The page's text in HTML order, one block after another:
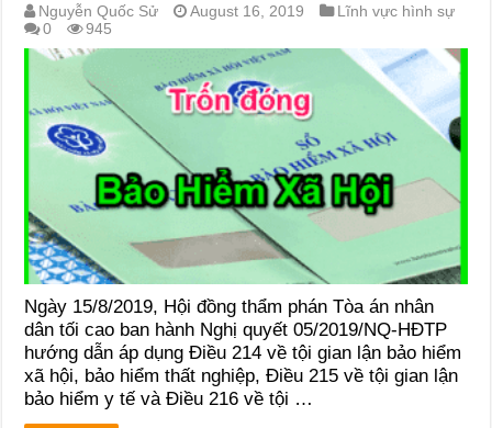
Nguyễn Quốc Sử August 16, 2019
Lĩnh vực hình sự
0
945
Ngày 15/8/2019, Hội đồng thẩm phán Tòa án nhân
dân tối cao ban hành Nghị quyết 05/2019/NQ-HĐTP
hướng dẫn áp dụng Điều 214 về tội gian lận bảo hiểm
xã hội, bảo hiểm thất nghiệp, Điều 215 về tội gian lận
bảo hiểm y tế và Điều 216 về tội …